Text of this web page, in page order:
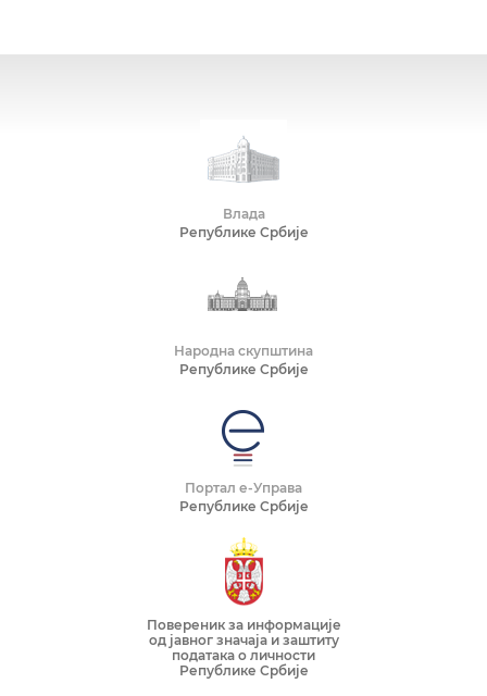
Влада
Републике Србије
Народна скупштина
Републике Србије
Портал е-Управа
Републике Србије
Повереник за информације
од јавног значаја и заштиту
података о личности
Републике Србије